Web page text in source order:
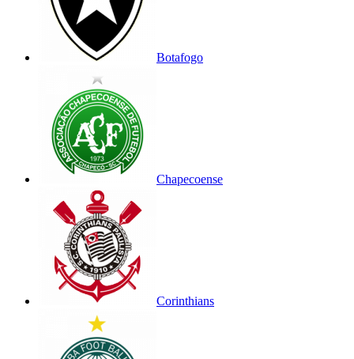
Botafogo
Chapecoense
Corinthians